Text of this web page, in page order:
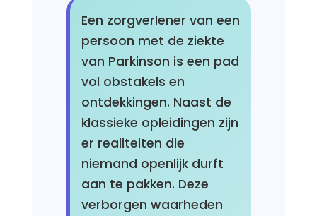
Een zorgverlener van een
persoon met de ziekte
van Parkinson is een pad
vol obstakels en
ontdekkingen. Naast de
klassieke opleidingen zijn
er realiteiten die
niemand openlijk durft
aan te pakken. Deze
verborgen waarheden